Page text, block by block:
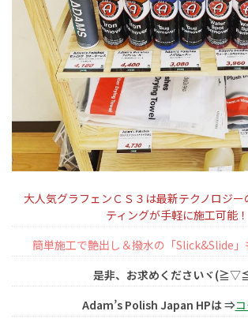
大人気グラフェンＣＳ３は最新テクノロジ
ティングが手軽に施工可能！
簡単施工で艶出し＆撥水の「Slick&Slide
是非、お求めくださいヾ
Adam’s Polish Japan HPは ⇒